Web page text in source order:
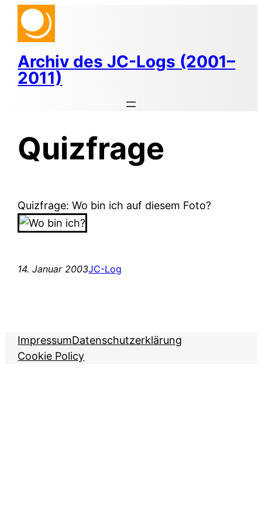
Zum
Inhalt
springen
Archiv des JC-Logs (2001–
2011)
Quizfrage
Quizfrage: Wo bin ich auf diesem Foto?
14. Januar 2003JC-Log
ImpressumDatenschutzerklärung
Cookie Policy